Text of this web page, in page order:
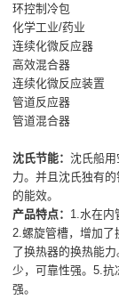
环控制冷包
化学工业/药业
连续化微反应器
高效混合器
连续化微反应装置
管道反应器
管道混合器
沈氏节能：沈氏船
力。并且沈氏独有
的能效。
产品特点： 1.水在内
2.螺旋管槽，增加
了换热器的换热能
少，可靠性强。5.
强。